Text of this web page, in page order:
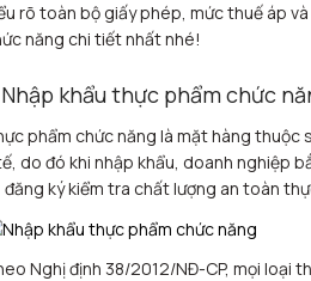
rõ toàn bộ giấy phép, mức thuế áp
năng chi tiết nhất nhé!
Nhập khẩu thực phẩm chức
phẩm chức năng là mặt hàng thuộc
do đó khi nhập khẩu, doanh nghiệp
đăng ký kiểm tra chất lượng an toàn
Nghị định 38/2012/NĐ-CP, mọi loại